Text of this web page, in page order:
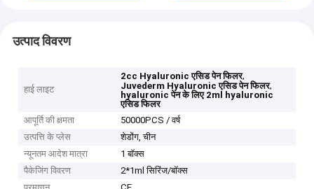
उत्पाद विवरण
हाई लाइट
2cc Hyaluronic एसिड पेन फिलर,
Juvederm Hyaluronic एसिड पेन फिलर,
hyaluronic पेन के लिए 2ml hyaluronic
एसिड फिलर
आपूर्ति की क्षमता
50000PCS / वर्ष
उत्पत्ति के प्लेस
शेडोंग, चीन
न्यूनतम आदेश मात्रा
1 बॉक्स
पैकेजिंग विवरण
2*1ml सिरिंज/बॉक्स